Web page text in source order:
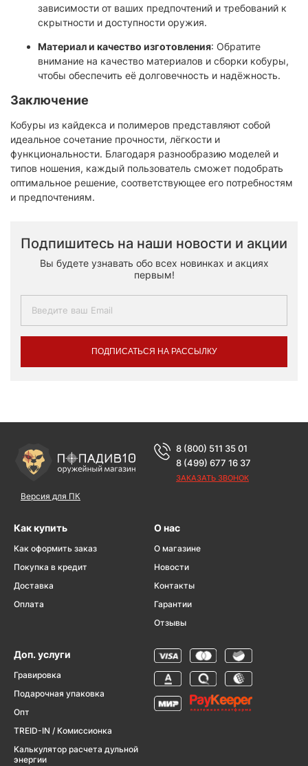
зависимости от ваших предпочтений и требований к
скрытности и доступности оружия.
Материал и качество изготовления: Обратите
внимание на качество материалов и сборки кобуры,
чтобы обеспечить её долговечность и надёжность.
Заключение
Кобуры из кайдекса и полимеров представляют собой
идеальное сочетание прочности, лёгкости и
функциональности. Благодаря разнообразию моделей и
типов ношения, каждый пользователь сможет подобрать
оптимальное решение, соответствующее его потребностям
и предпочтениям.
Подпишитесь на наши новости и акции
Вы будете узнавать обо всех новинках и акциях
первым!
ПОДПИСАТЬСЯ НА РАССЫЛКУ
Версия для ПК
8 (800) 511 35 01
8 (499) 677 16 37
ЗАКАЗАТЬ ЗВОНОК
Как купить
Как оформить заказ
Покупка в кредит
Доставка
Оплата
О нас
О магазине
Новости
Контакты
Гарантии
Отзывы
Доп. услуги
Гравировка
Подарочная упаковка
Опт
TREID-IN / Комиссионка
Калькулятор расчета дульной
энергии